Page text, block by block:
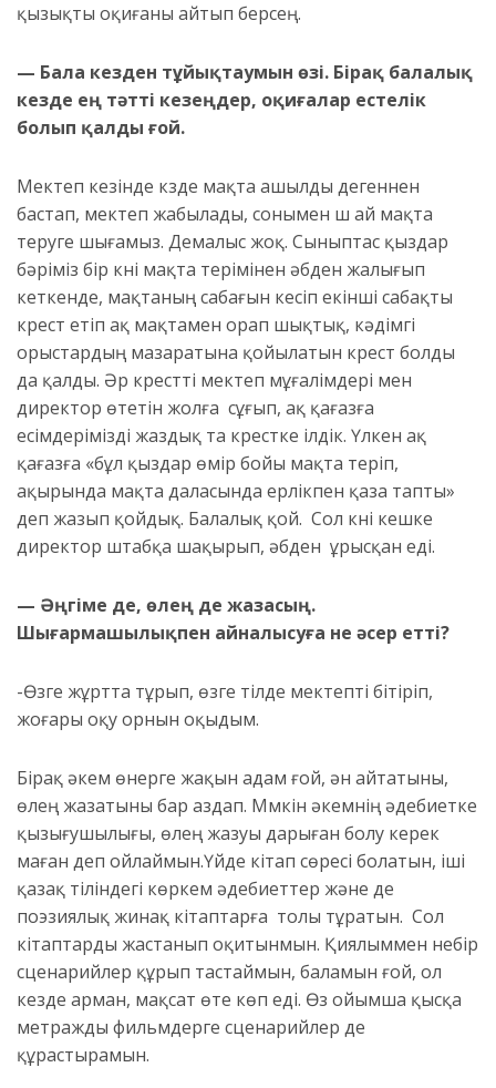
қызықты оқиғаны айтып берсең.
— Бала кезден тұйықтаумын өзі. Бірақ балалық
кезде ең тәтті кезеңдер, оқиғалар естелік
болып қалды ғой.
Мектеп кезінде күзде мақта ашылды дегеннен
бастап, мектеп жабылады, сонымен үш ай мақта
теруге шығамыз. Демалыс жоқ. Сыныптас қыздар
бәріміз бір күні мақта терімінен әбден жалығып
кеткенде, мақтаның сабағын кесіп екінші сабақты
крест етіп ақ мақтамен орап шықтық, кәдімгі
орыстардың мазаратына қойылатын крест болды
да қалды. Әр крестті мектеп мұғалімдері мен
директор өтетін жолға сұғып, ақ қағазға
есімдерімізді жаздық та крестке ілдік. Үлкен ақ
қағазға «бұл қыздар өмір бойы мақта теріп,
ақырында мақта даласында ерлікпен қаза тапты»
деп жазып қойдық. Балалық қой. Сол күні кешке
директор штабқа шақырып, әбден ұрысқан еді.
— Әңгіме де, өлең де жазасың.
Шығармашылықпен айналысуға не әсер етті?
-Өзге жұртта тұрып, өзге тілде мектепті бітіріп,
жоғары оқу орнын оқыдым.
Бірақ әкем өнерге жақын адам ғой, ән айтатыны,
өлең жазатыны бар аздап. Мүмкін әкемнің әдебиетке
қызығушылығы, өлең жазуы дарыған болу керек
маған деп ойлаймын.Үйде кітап сөресі болатын, іші
қазақ тіліндегі көркем әдебиеттер және де
поэзиялық жинақ кітаптарға толы тұратын. Сол
кітаптарды жастанып оқитынмын. Қиялыммен небір
сценарийлер құрып тастаймын, баламын ғой, ол
кезде арман, мақсат өте көп еді. Өз ойымша қысқа
метражды фильмдерге сценарийлер де
құрастырамын.